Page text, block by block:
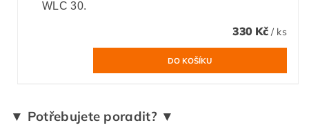
WLC 30.
330 Kč / ks
▼ Potřebujete poradit? ▼